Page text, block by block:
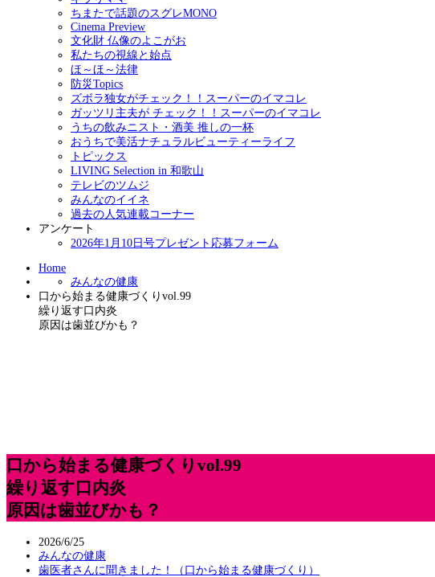
ちまたで話題のスグレMONO
Cinema Preview
文化財 仏像のよこがお
私たちの視線と始点
ほ～ほ～法律
防災Topics
ズボラ独女がチェック！！スーパーのイマコレ
ガッツリ主夫が チェック！！スーパーのイマコレ
うちの飲みニスト・酒美 推しの一杯
おうちで美活ナチュラルビューティーライフ
トピックス
LIVING Selection in 和歌山
テレビのツムジ
みんなのイイネ
過去の人気連載コーナー
アンケート
2026年1月10日号プレゼント応募フォーム
Home
みんなの健康
口から始まる健康づくりvol.99
繰り返す口内炎
原因は歯並びかも？
口から始まる健康づくりvol.99
繰り返す口内炎
原因は歯並びかも？
2026/6/25
みんなの健康
歯医者さんに聞きました！（口から始まる健康づくり）